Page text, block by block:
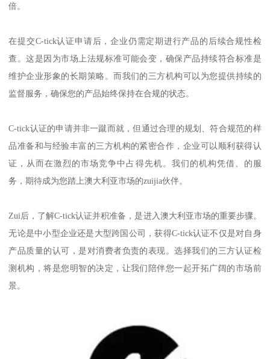
倍。
在提交C-tick认证申请后，企业仍需定期进行产品的后续合规性检
查。这是因为市场上法规标准可能会变，确保产品持续符合标准是
维护企业形象的长期策略。而我们的三方机构可以为您提供持续的
监督服务，确保您的产品始终保持在合规的状态。
C-tick认证的申请并非一蹴而就，但通过合理的规划、符合规范的样
品准备和与经验丰富的三方机构的紧密合作，企业可以顺利获得认
证，从而在激烈的市场竞争中占得先机。我们的机构凭借、的服
务，期待成为您踏上澳大利亚市场的zuijia伙伴。
Zui后，了解C-tick认证并积准备，是进入澳大利亚市场的重要步骤。
无论是中小型企业还是大型跨国公司，获得C-tick认证不仅是对自身
产品质量的认可，是对消费者负责的表现。选择我们的三方认证检
测机构，将是您明智的决定，让我们陪伴您一起开拓广阔的市场前
景。